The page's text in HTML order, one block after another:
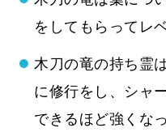
をしてもらってレ
木刀の竜の持ち霊
に修行をし、シャ
できるほど強くな